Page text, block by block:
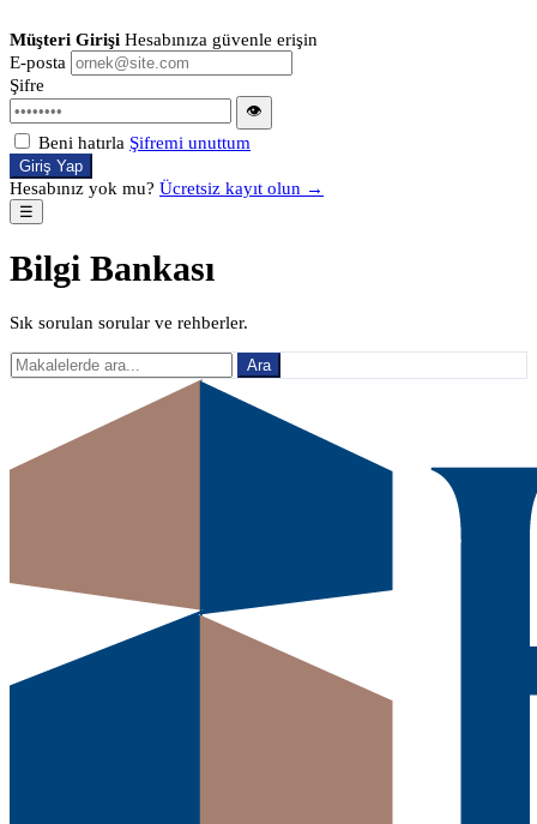
Müşteri Girişi Hesabınıza güvenle erişin
E-posta
Şifre
👁
Beni hatırla Şifremi unuttum
Giriş Yap
Hesabınız yok mu? Ücretsiz kayıt olun →
☰
Bilgi Bankası
Sık sorulan sorular ve rehberler.
Ara